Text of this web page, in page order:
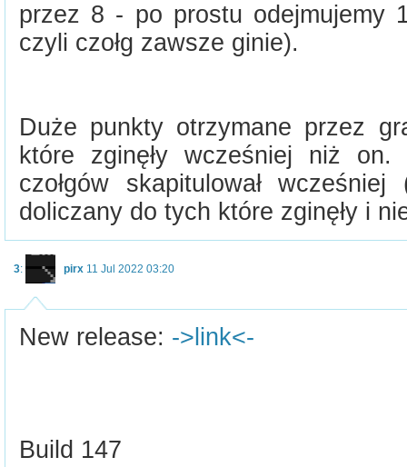
przez 8 - po prostu odejmujemy
czyli czołg zawsze ginie).
Duże punkty otrzymane przez
które zginęły wcześniej niż
czołgów skapitulował
doliczany do tych które zginęły i
3: pirx 11 Jul 2022 03:20
New release: ->link<-
Build 147